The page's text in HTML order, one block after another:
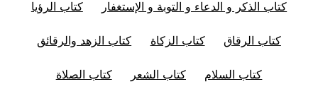
كتاب الذكر و الدعاء و التوبة و الإستغفار كتاب الرؤيا
كتاب الرقاق كتاب الزكاة كتاب الزهد والرقائق
كتاب السلام كتاب الشعر كتاب الصلاة